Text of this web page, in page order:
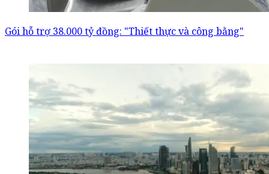
Gói hỗ trợ 38.000 tỷ đồng: "Thiết thực và công bằng"